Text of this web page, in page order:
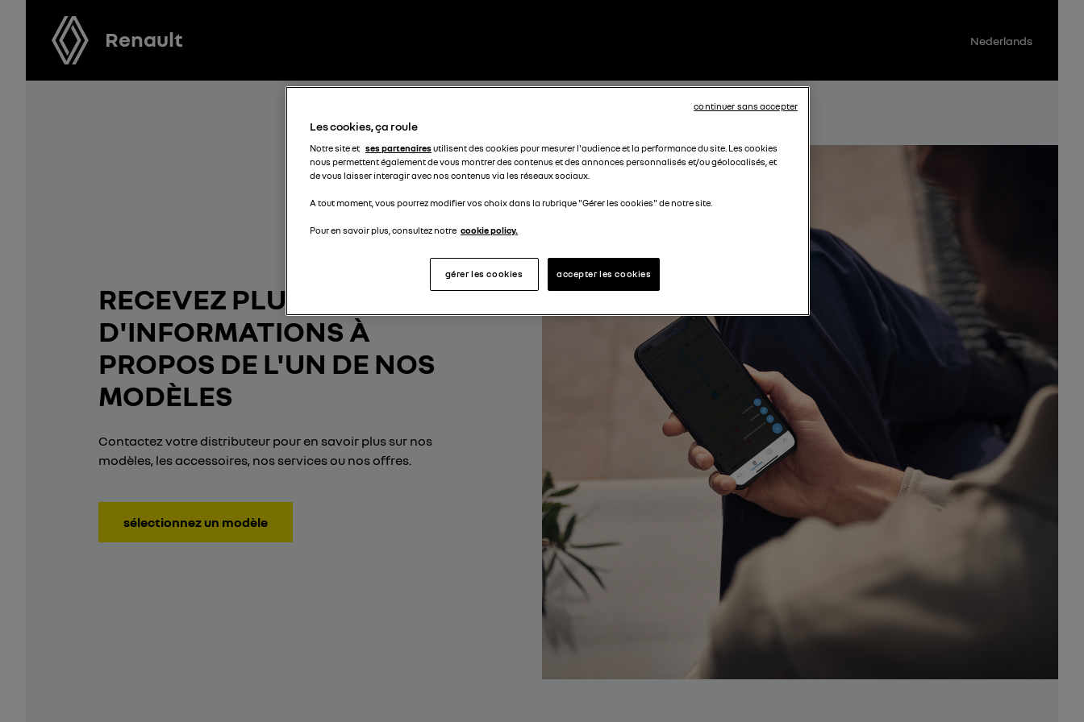
Renault Nederlands
RECEVEZ PLUS
D'INFORMATIONS À
PROPOS DE L'UN DE NOS
MODÈLES
Contactez votre distributeur pour en savoir plus sur nos
modèles, les accessoires, nos services ou nos offres.
sélectionnez un modèle
Les cookies, ça roule
Notre site et ses partenairesutilisent des cookies pour mesurer l'audience et la performance du site. Les cookies
nous permettent également de vous montrer des contenus et des annonces personnalisés et/ou géolocalisés, et
de vous laisser interagir avec nos contenus via les réseaux sociaux.
A tout moment, vous pourrez modifier vos choix dans la rubrique "Gérer les cookies" de notre site.
Pour en savoir plus, consultez notre cookie policy.
accepter les cookies
gérer les cookies
continuer sans accepter